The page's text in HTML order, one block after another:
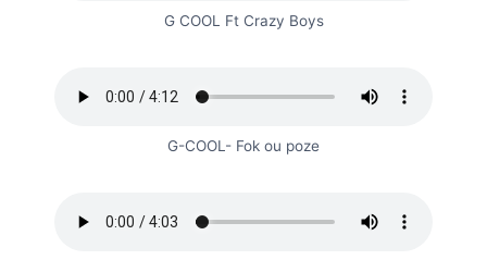
G COOL Ft Crazy Boys
G-COOL- Fok ou poze